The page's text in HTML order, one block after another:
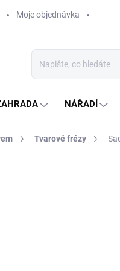
Moje objednávka
NÁŘADÍ
Tvarové frézy